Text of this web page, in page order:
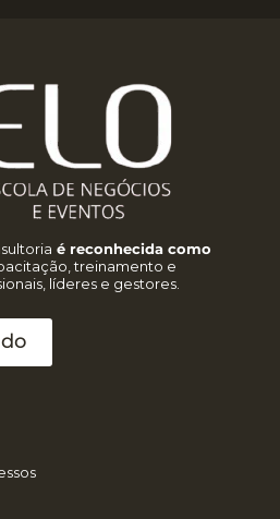
é reconhecida como
treinamento e
líderes e gestores.